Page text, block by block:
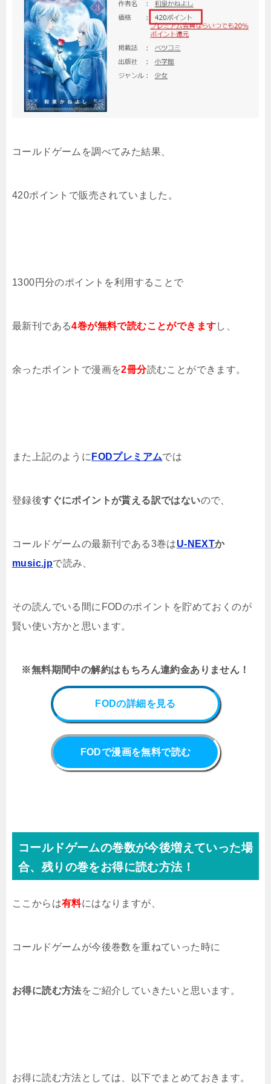
コールドゲーム を調べてみた結果
420ポイントで販売されていました。
1300円分のポイントを利用することで
最新刊である4巻が無料で読むことができますし、
余ったポイントで漫画を2冊分読むことができます。
また上記のように FODプレミアムでは
登録後すぐにポイントが貰える訳ではないので、
コールドゲームの最新刊である3巻はU-NEXTか
music.jpで読み、
その読んでいる間にFODのポイントを貯めておくのが
賢い使い方かと思います。
※無料期間中の解約はもちろん違約金ありません！
FODの詳細を見る
FODで漫画を無料で読む
コールドゲームの巻数が今後増えていった場
合、残りの巻をお得に読む方法！
ここからは有料にはなりますが、
コールドゲーム が今後巻数を重ねていった時に
お得に読む方法をご紹介していきたいと思います。
お得に読む方法としては、以下でまとめておきます。